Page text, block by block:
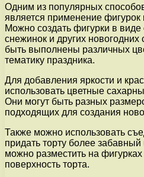
Одним из популярных
является применение фигурок
Можно создать фигурки в виде
снежинок и других новогодних
быть выполнены различных
тематику праздника.
Для добавления яркости и
использовать цветные
Они могут быть разных
подходящих для создания
Также можно использовать
придать торту более
можно разместить на
поверхность торта.